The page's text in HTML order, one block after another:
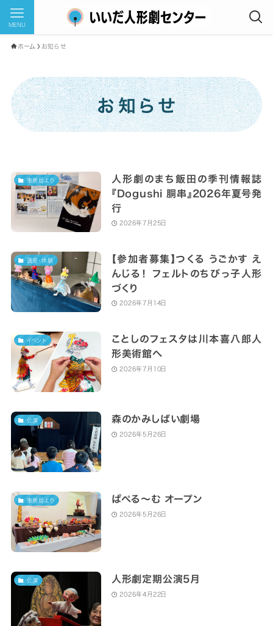
MENU
ホーム お知らせ
お知らせ
事務局より
人形劇のまち飯田の季刊情報誌
『Dogushi 胴串』2026年夏号発
行
2026年7月25日
講座・体験
【参加者募集】つくる うごかす え
んじる！ フェルトのちびっ子人形
づくり
2026年7月14日
イベント
ことしのフェスタは川本喜八郎人
形美術館へ
2026年7月10日
公演 森のかみしばい劇場
2026年5月26日
事務局より ぱぺる～む オープン
2026年5月26日
公演 人形劇定期公演5月
2026年4月22日